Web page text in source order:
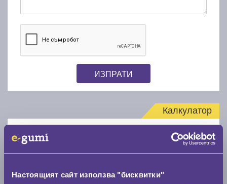
Настоящият сайт използва "бисквитки"
ИЗПРАТИ
Калкулатор